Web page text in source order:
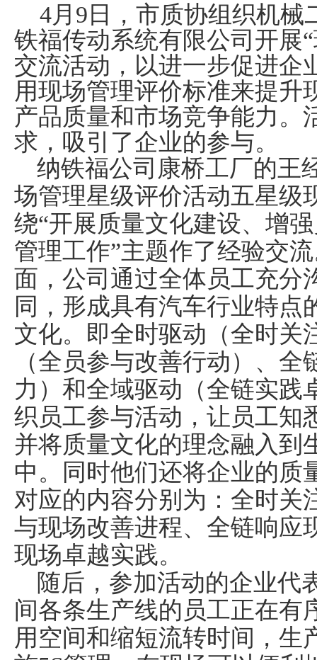
4月 9 日
，市质协组织机
铁福传动系统有限公司开展
交流活动，以进一步促进企
用现场管理评价标准来提升
产品质量和市场竞争能力。
求，吸引了企业的参与。
纳铁福公司康桥工厂的王
场管理星级评价活动五星级
绕“开展质量文化建设、增
管理工作”主题作了经验交
面，公司通过全体员工充分
同，形成具有汽车行业特点
文化。即全时驱动（全时关
（全员参与改善行动）、
力）和全域驱动（全链实践
织员工参与活动，让员工知
并将质量文化的理念融入到
中。同时他们还将企业的质
对应的内容分别为： 全时关
与现场改善进程、全链响应
现场卓越实践。
随后，参加活动的企业代
间各条生产线的员工正在有
用空间和缩短流转时间，生